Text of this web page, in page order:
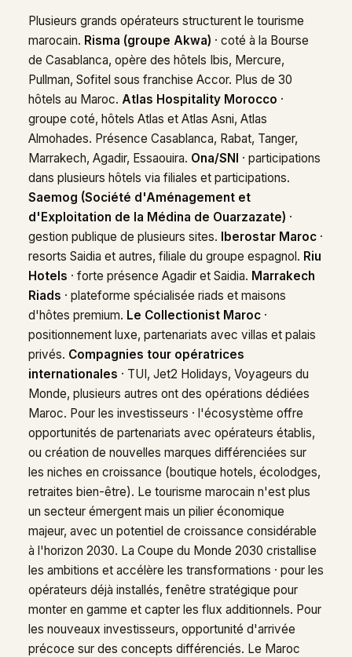
Plusieurs grands opérateurs structurent le tourisme
marocain. Risma (groupe Akwa) · coté à la Bourse
de Casablanca, opère des hôtels Ibis, Mercure,
Pullman, Sofitel sous franchise Accor. Plus de 30
hôtels au Maroc. Atlas Hospitality Morocco ·
groupe coté, hôtels Atlas et Atlas Asni, Atlas
Almohades. Présence Casablanca, Rabat, Tanger,
Marrakech, Agadir, Essaouira. Ona/SNI · participations
dans plusieurs hôtels via filiales et participations.
Saemog (Société d'Aménagement et
d'Exploitation de la Médina de Ouarzazate) ·
gestion publique de plusieurs sites. Iberostar Maroc ·
resorts Saidia et autres, filiale du groupe espagnol. Riu
Hotels · forte présence Agadir et Saidia. Marrakech
Riads · plateforme spécialisée riads et maisons
d'hôtes premium. Le Collectionist Maroc ·
positionnement luxe, partenariats avec villas et palais
privés. Compagnies tour opératrices
internationales · TUI, Jet2 Holidays, Voyageurs du
Monde, plusieurs autres ont des opérations dédiées
Maroc. Pour les investisseurs · l'écosystème offre
opportunités de partenariats avec opérateurs établis,
ou création de nouvelles marques différenciées sur
les niches en croissance (boutique hotels, écolodges,
retraites bien-être). Le tourisme marocain n'est plus
un secteur émergent mais un pilier économique
majeur, avec un potentiel de croissance considérable
à l'horizon 2030. La Coupe du Monde 2030 cristallise
les ambitions et accélère les transformations · pour les
opérateurs déjà installés, fenêtre stratégique pour
monter en gamme et capter les flux additionnels. Pour
les nouveaux investisseurs, opportunité d'arrivée
précoce sur des concepts différenciés. Le Maroc